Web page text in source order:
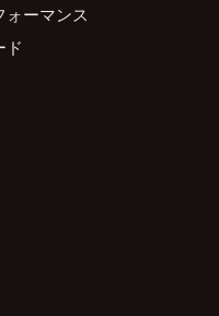
ォーマンス
ド